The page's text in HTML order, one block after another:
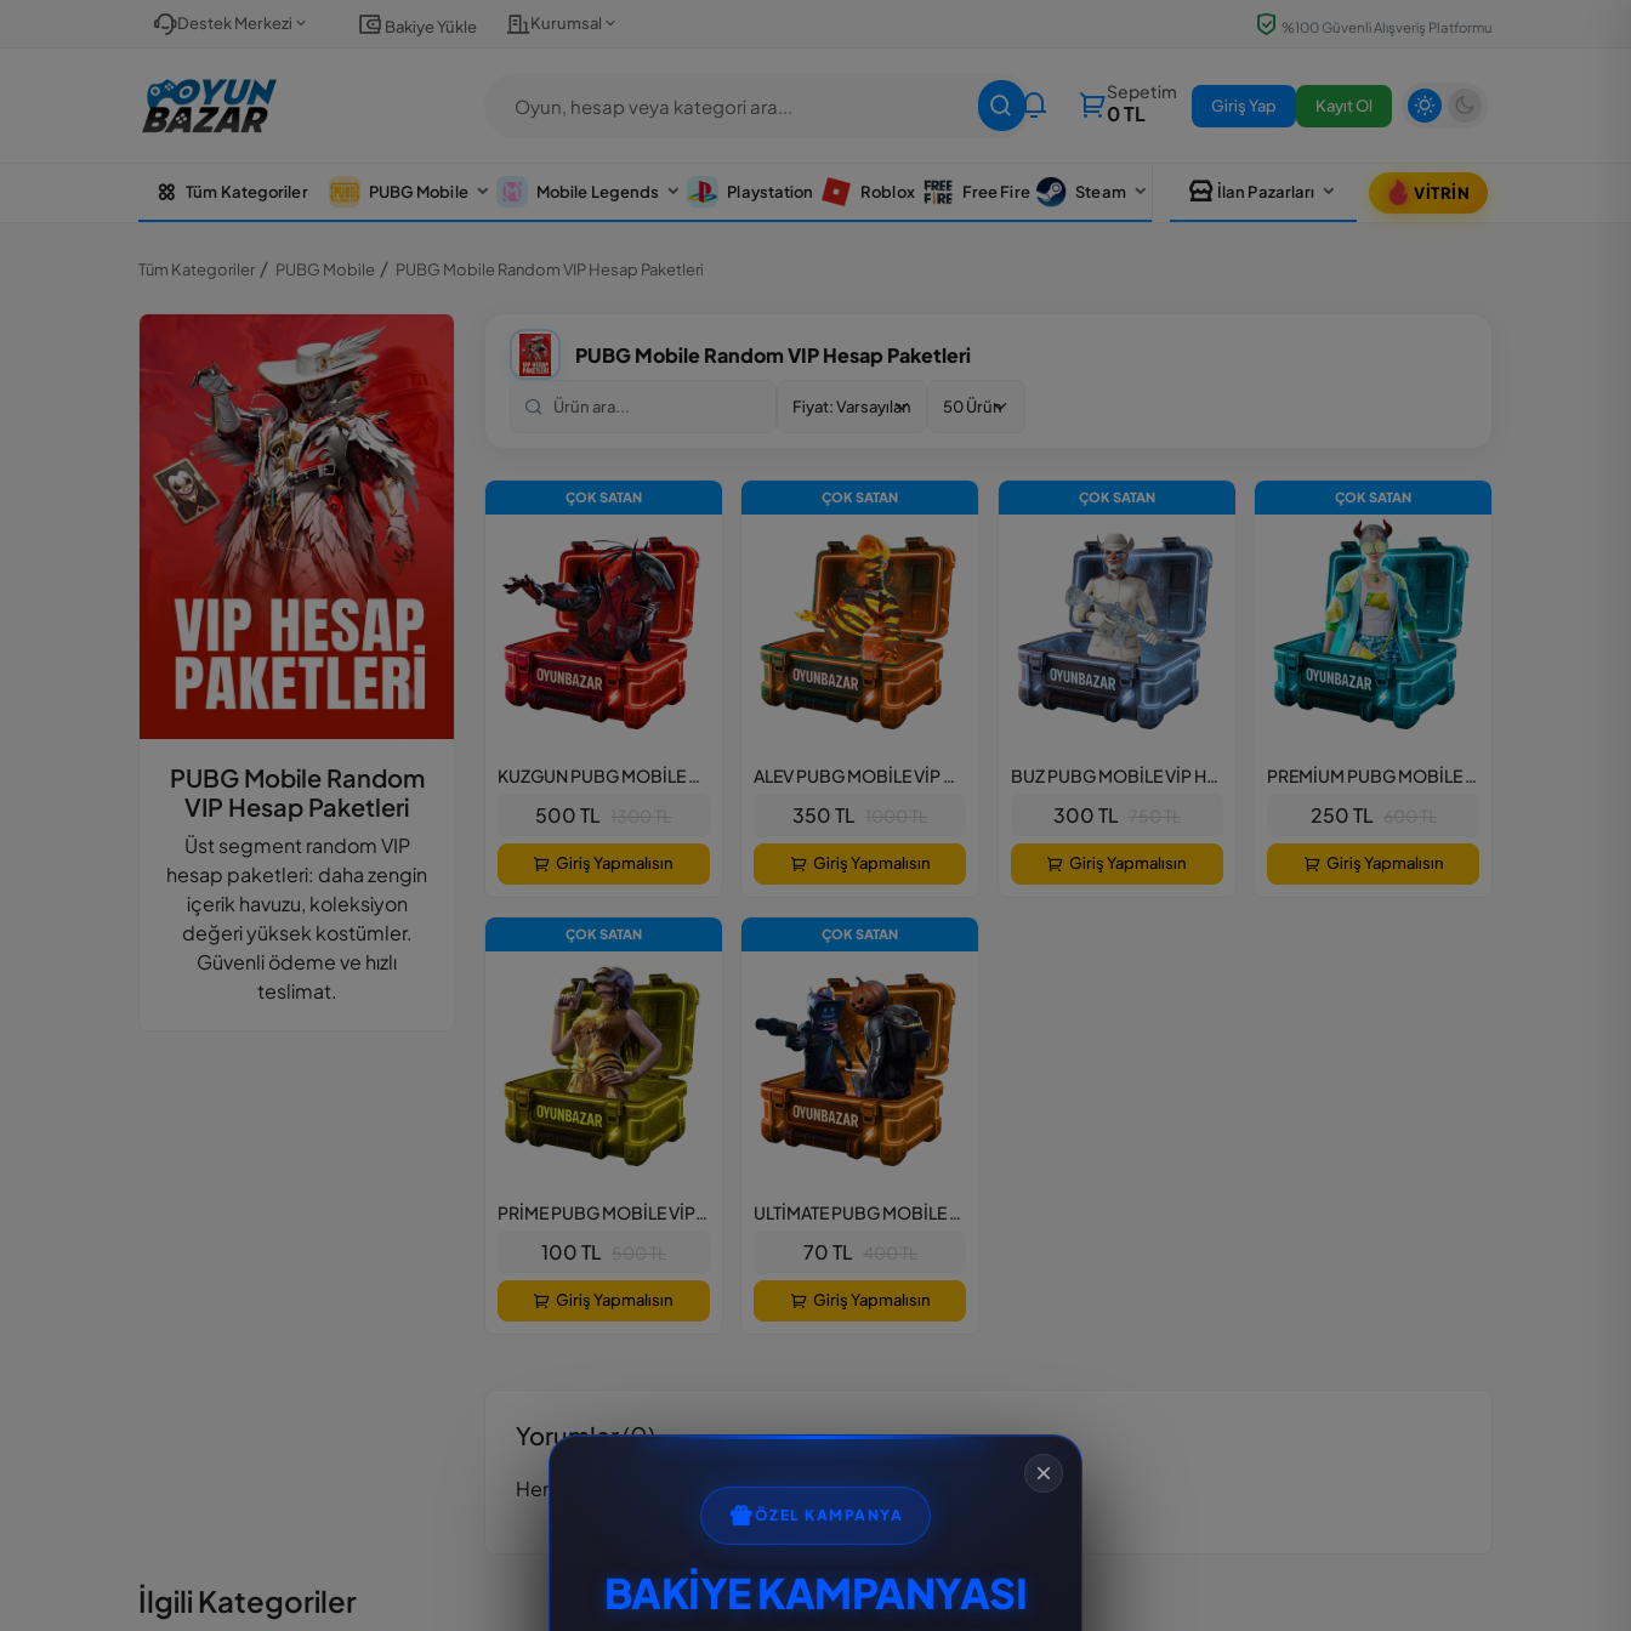
Destek Merkezi Bakiye Yükle Kurumsal %100 Güvenli Alışveriş Platformu
Sepetim
0 TL Giriş Yap Kayıt Ol
Tüm Kategoriler PUBG Mobile Mobile Legends Playstation Roblox Free Fire Steam İlan Pazarları VITRIN
Tüm Kategoriler PUBG Mobile PUBG Mobile Random VIP Hesap Paketleri
PUBG Mobile Random
VIP Hesap Paketleri
Üst segment random VIP
hesap paketleri: daha zengin
içerik havuzu, koleksiyon
değeri yüksek kostümler.
Güvenli ödeme ve hızlı
teslimat.
PUBG Mobile Random VIP Hesap Paketleri
ÇOK SATAN
KUZGUN PUBG MOBİLE VİP HESAP PAKETİ
500 TL
Giriş Yapmalısın
ÇOK SATAN
ALEV PUBG MOBİLE VİP HESAP PAKETİ
350 TL
Giriş Yapmalısın
ÇOK SATAN
BUZ PUBG MOBİLE VİP HESAP PAKETİ
300 TL
Giriş Yapmalısın
ÇOK SATAN
PREMİUM PUBG MOBİLE VİP HESAP PAKETİ
250 TL
Giriş Yapmalısın
ÇOK SATAN
PRİME PUBG MOBİLE VİP HESAP PAKETİ
100 TL
Giriş Yapmalısın
ÇOK SATAN
ULTİMATE PUBG MOBİLE VİP HESAP PAKETİ
70 TL
Giriş Yapmalısın
Yorumlar(0)
Henüz yorum bulunmamaktadır.
İlgili Kategoriler
ÖZEL KAMPANYA
BAKİYE KAMPANYASI